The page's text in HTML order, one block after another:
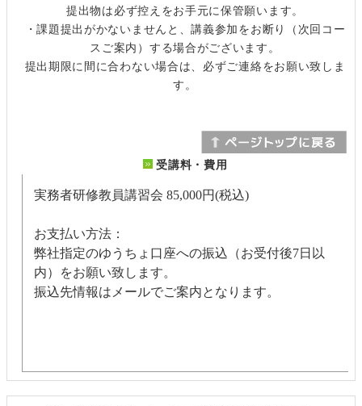
提出物は必ず控えをお手元に保管願います。
・課題提出がかないませんと、講義参加をお断り（次回コー
スご案内）する場合がございます。
提出期限に間に合わない場合は、必ずご連絡をお願い致しま
す。
受講料・費用
実務者研修教員講習会 85,000円(税込)
お支払い方法：
弊社指定のゆうちょ口座への振込（お受付後7日以
内）をお願い致します。
振込先情報はメールでご案内となります。